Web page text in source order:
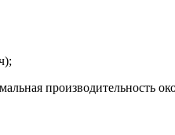
производительность